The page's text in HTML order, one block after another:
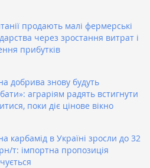
продають малі фермерські
через зростання витрат і
прибутків
добрива знову будуть
аграріям радять встигнути
поки діє цінове вікно
карбамід в Україні зросли до 32
т: імпортна пропозиція